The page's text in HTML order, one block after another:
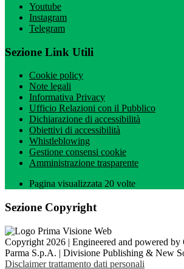
Youtube
Instagram
Telegram
Sezione Link Utili
Cookie policy
Note legali
Informativa Privacy
Ufficio Relazioni con il Pubblico
Dichiarazione di accessibilità
Obiettivi di accessibilità
Whistleblowing
Gestione consensi cookie
Amministrazione trasparente
Pagina visualizzata 20 volte
Sezione Copyright
Copyright 2026 | Engineered and powered by
Parma S.p.A. | Divisione Publishing & New
Disclaimer trattamento dati personali